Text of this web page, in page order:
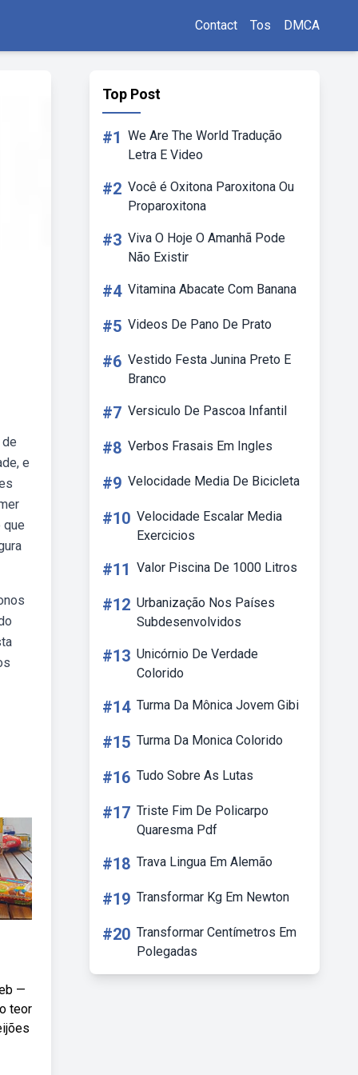
Contact Tos DMCA
e
que
—
teor
Top Post
#1 We Are The World Tradução
Letra E Video
#2 Você é Oxitona Paroxitona Ou
Proparoxitona
#3 Viva O Hoje O Amanhã Pode
Não Existir
#4 Vitamina Abacate Com Banana
#5 Videos De Pano De Prato
#6 Vestido Festa Junina Preto E
Branco
#7 Versiculo De Pascoa Infantil
#8 Verbos Frasais Em Ingles
#9 Velocidade Media De Bicicleta
#10 Velocidade Escalar Media
Exercicios
#11 Valor Piscina De 1000 Litros
#12 Urbanização Nos Países
Subdesenvolvidos
#13 Unicórnio De Verdade
Colorido
#14 Turma Da Mônica Jovem Gibi
#15 Turma Da Monica Colorido
#16 Tudo Sobre As Lutas
#17 Triste Fim De Policarpo
Quaresma Pdf
#18 Trava Lingua Em Alemão
#19 Transformar Kg Em Newton
#20 Transformar Centímetros Em
Polegadas